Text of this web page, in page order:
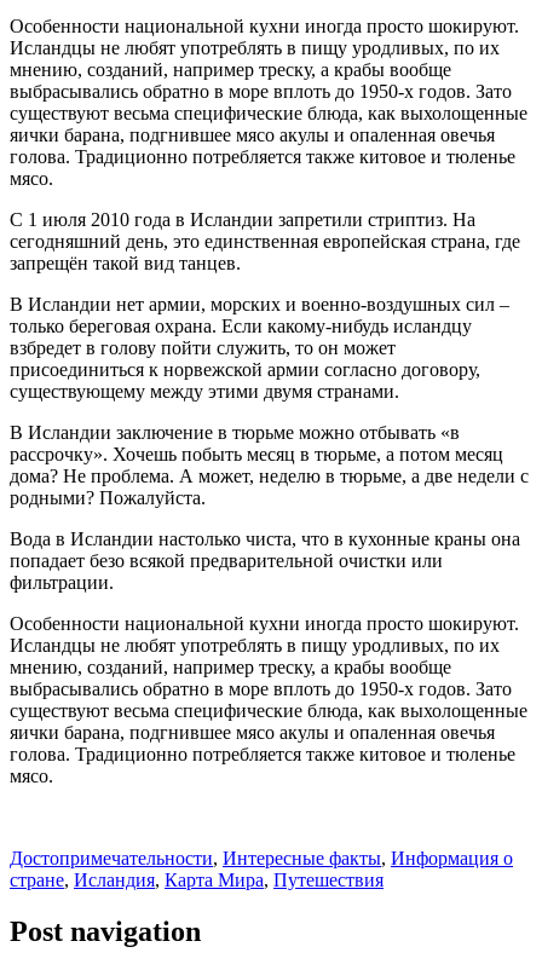
Особенности национальной кухни иногда просто шокируют.
Исландцы не любят употреблять в пищу уродливых, по их
мнению, созданий, например треску, а крабы вообще
выбрасывались обратно в море вплоть до 1950-х годов. Зато
существуют весьма специфические блюда, как выхолощенные
яички барана, подгнившее мясо акулы и опаленная овечья
голова. Традиционно потребляется также китовое и тюленье
мясо.
С 1 июля 2010 года в Исландии запретили стриптиз. На
сегодняшний день, это единственная европейская страна, где
запрещён такой вид танцев.
В Исландии нет армии, морских и военно-воздушных сил –
только береговая охрана. Если какому-нибудь исландцу
взбредет в голову пойти служить, то он может
присоединиться к норвежской армии согласно договору,
существующему между этими двумя странами.
В Исландии заключение в тюрьме можно отбывать «в
рассрочку». Хочешь побыть месяц в тюрьме, а потом месяц
дома? Не проблема. А может, неделю в тюрьме, а две недели с
родными? Пожалуйста.
Вода в Исландии настолько чиста, что в кухонные краны она
попадает безо всякой предварительной очистки или
фильтрации.
Особенности национальной кухни иногда просто шокируют.
Исландцы не любят употреблять в пищу уродливых, по их
мнению, созданий, например треску, а крабы вообще
выбрасывались обратно в море вплоть до 1950-х годов. Зато
существуют весьма специфические блюда, как выхолощенные
яички барана, подгнившее мясо акулы и опаленная овечья
голова. Традиционно потребляется также китовое и тюленье
мясо.
Достопримечательности, Интересные факты, Информация о
стране, Исландия, Карта Мира, Путешествия
Post navigation